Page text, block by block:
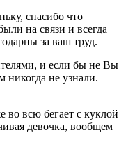
спасибо что
на связи и всегда
за ваш труд.
и если бы не Вы
не узнали.
всю бегает с куклой
девочка, вообщем